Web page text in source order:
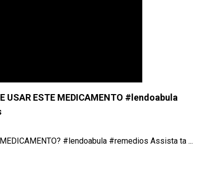
USAR ESTE MEDICAMENTO #lendoabula
#lendoabula #remedios Assista ta ...